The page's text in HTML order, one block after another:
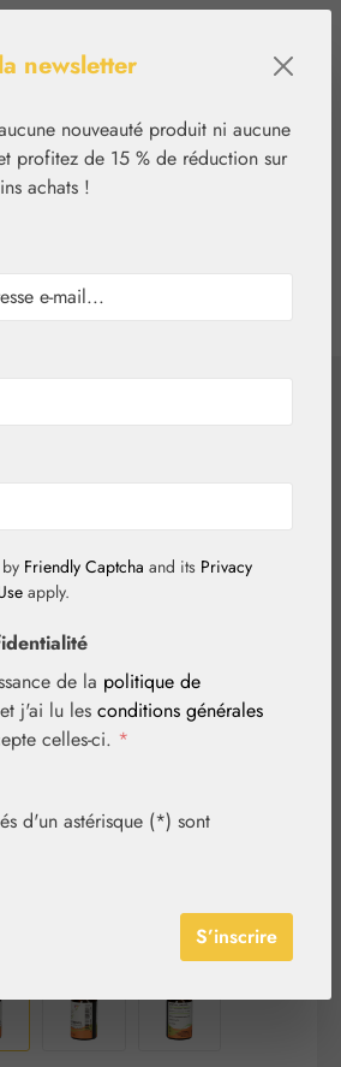
tcinn-a11y-toolbar.show
newsletter
nouveauté produit ni aucune
profitez de 15 % de réduction sur
achats !
Friendly Captcha and its Privacy
apply.
de la politique de
et j'ai lu les conditions générales
celles-ci. *
d'un astérisque (*) sont
S’inscrire